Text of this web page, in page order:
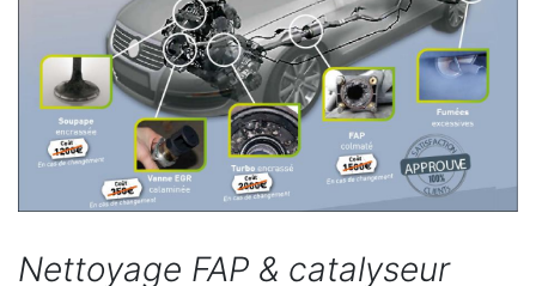
Nettoyage FAP & catalyseur